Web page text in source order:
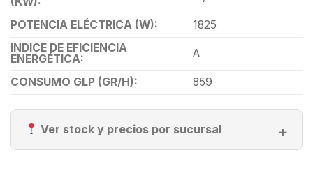
POTENCIA ELÉCTRICA (W):
1825
INDICE DE EFICIENCIA
ENERGÉTICA:
A
CONSUMO GLP (GR/H): 859
Ver stock y precios por sucursal